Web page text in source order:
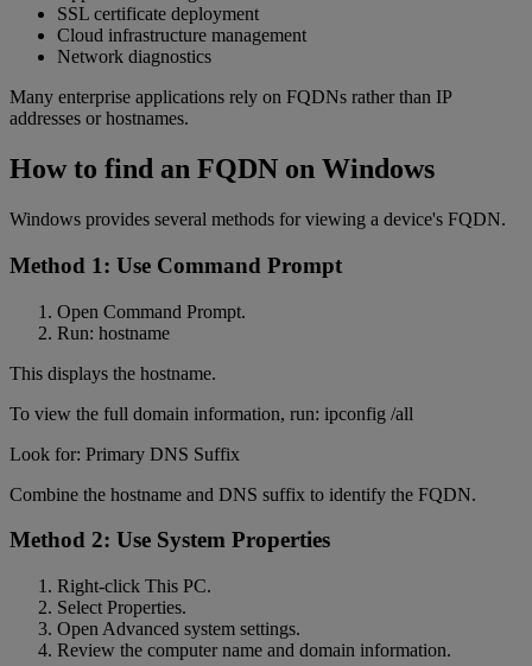
SSL certificate deployment
Cloud infrastructure management
Network diagnostics
Many enterprise applications rely on FQDNs rather than IP
addresses or hostnames.
How to find an FQDN on Windows
Windows provides several methods for viewing a device's FQDN.
Method 1: Use Command Prompt
Open Command Prompt.
Run: hostname
This displays the hostname.
To view the full domain information, run: ipconfig /all
Look for: Primary DNS Suffix
Combine the hostname and DNS suffix to identify the FQDN.
Method 2: Use System Properties
Right-click This PC.
Select Properties.
Open Advanced system settings.
Review the computer name and domain information.